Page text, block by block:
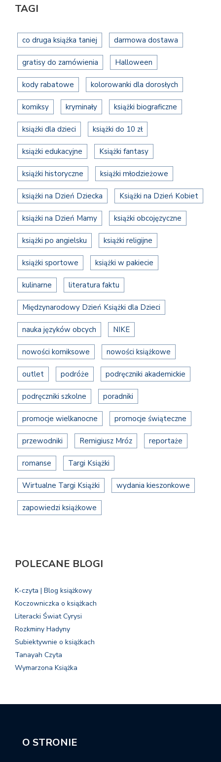
TAGI
co druga książka taniej darmowa dostawa
gratisy do zamówienia Halloween
kody rabatowe kolorowanki dla dorosłych
komiksy kryminały książki biograficzne
książki dla dzieci książki do 10 zł
książki edukacyjne Książki fantasy
książki historyczne książki młodzieżowe
książki na Dzień Dziecka Książki na Dzień Kobiet
książki na Dzień Mamy książki obcojęzyczne
książki po angielsku książki religijne
książki sportowe książki w pakiecie
kulinarne literatura faktu
Międzynarodowy Dzień Książki dla Dzieci
nauka języków obcych NIKE
nowości komiksowe nowości książkowe
outlet podróże podręczniki akademickie
podręczniki szkolne poradniki
promocje wielkanocne promocje świąteczne
przewodniki Remigiusz Mróz reportaże
romanse Targi Książki
Wirtualne Targi Książki wydania kieszonkowe
zapowiedzi książkowe
POLECANE BLOGI
K-czyta | Blog książkowy
Koczowniczka o książkach
Literacki Świat Cyrysi
Rozkminy Hadyny
Subiektywnie o książkach
Tanayah Czyta
Wymarzona Książka
O STRONIE